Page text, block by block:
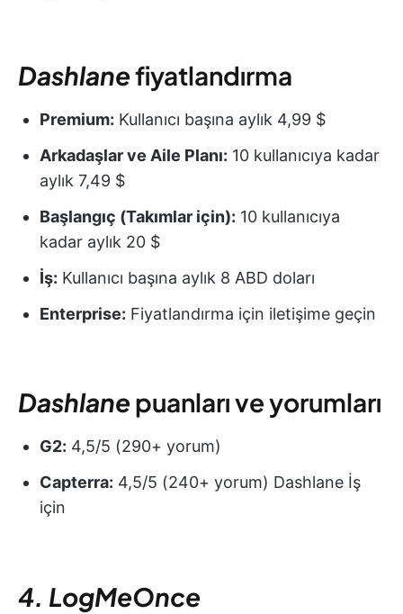
Dashlanefiyatlandırma
Premium: Kullanıcı başına aylık 4,99 $
Arkadaşlar ve Aile Planı: 10 kullanıcıya kadar
aylık 7,49 $
Başlangıç (Takımlar için): 10 kullanıcıya
kadar aylık 20 $
İş: Kullanıcı başına aylık 8 ABD doları
Enterprise: Fiyatlandırma için iletişime geçin
Dashlanepuanları ve yorumları
G2: 4,5/5 (290+ yorum)
Capterra: 4,5/5 (240+ yorum) Dashlane İş
için
4. LogMeOnce